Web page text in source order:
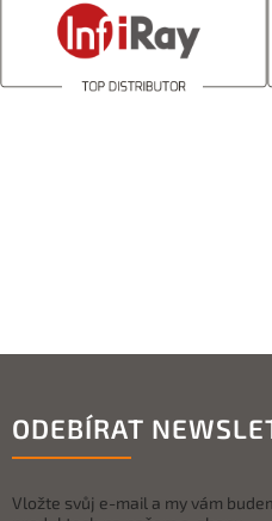
ODEBÍRAT
Vložte svůj e-mail a my vám